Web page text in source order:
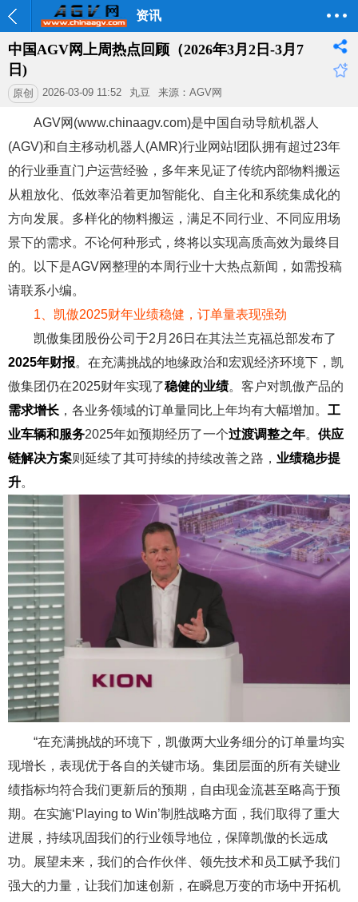
资讯
中国AGV网上周热点回顾（2026年3月2日-3月7
日)
原创 2026-03-09 11:52 丸豆 来源：AGV网
AGV网(www.chinaagv.com)是中国自动导航机器人
(AGV)和自主移动机器人(AMR)行业网站!团队拥有超过23年
的行业垂直门户运营经验，多年来见证了传统内部物料搬运
从粗放化、低效率沿着更加智能化、自主化和系统集成化的
方向发展。多样化的物料搬运，满足不同行业、不同应用场
景下的需求。不论何种形式，终将以实现高质高效为最终目
的。以下是AGV网整理的本周行业十大热点新闻，如需投稿
请联系小编。
1
凯傲2025财年业绩稳健，订单量表现强劲
凯傲集团股份公司于2月26日在其法兰克福总部发布了
2025年财报。在充满挑战的地缘政治和宏观经济环境下，凯
傲集团仍在2025财年实现了稳健的业绩。客户对凯傲产品的
需求增长 ，各业务领域的订单量同比上年均有大幅增加。 工
业车辆和服务2025年如预期经历了一个过渡调整之年。 供应
链解决方案则延续了其可持续的持续改善之路， 业绩稳步提
升。
“在充满挑战的环境下，凯傲两大业务细分的订单量均实
现增长，表现优于各自的关键市场。集团层面的所有关键业
绩指标均符合我们更新后的预期，自由现金流甚至略高于预
期。在实施‘Playing to Win’制胜战略方面，我们取得了重大
进展，持续巩固我们的行业领导地位，保障凯傲的长远成
功。展望未来，我们的合作伙伴、领先技术和员工赋予我们
强大的力量，让我们加速创新，在瞬息万变的市场中开拓机